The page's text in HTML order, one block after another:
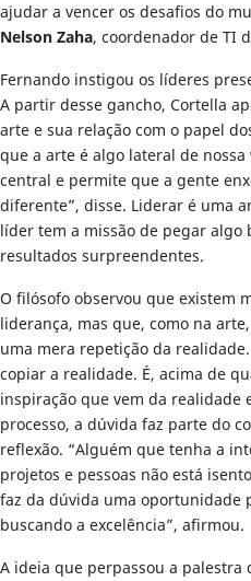
ajudar a vencer os desafios do
Nelson Zaha, coordenador de TI
Fernando instigou os líderes
A partir desse gancho, Cortella
arte e sua relação com o papel
que a arte é algo lateral de
central e permite que a gente
diferente”, disse. Liderar é uma
líder tem a missão de pegar
resultados surpreendentes.
O filósofo observou que existem
liderança, mas que, como na
uma mera repetição da
copiar a realidade. É, acima de
inspiração que vem da realidade
processo, a dúvida faz parte do
reflexão. “Alguém que tenha a
projetos e pessoas não está
faz da dúvida uma oportunidade
buscando a excelência”, afirmou.
A ideia que perpassou a